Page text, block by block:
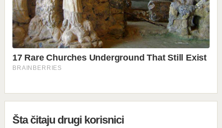
Šta čitaju drugi korisnici